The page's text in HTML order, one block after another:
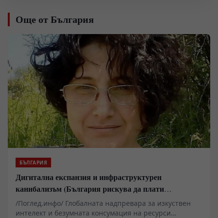
Още от България
БЪЛГАРИЯ
Дигитална експанзия и инфраструктурен
канибализъм (България рискува да плати
дигиталната трансформация на Европа с
екологична катастрофа!)
/Поглед.инфо/ Глобалната надпревара за изкуствен
интелект и безумната консумация на ресурси